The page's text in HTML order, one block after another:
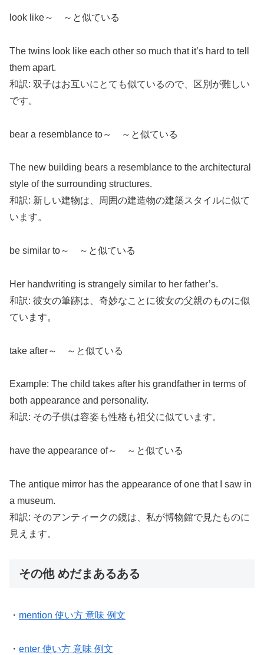
look like～ ～と似ている
The twins look like each other so much that it’s hard to tell
them apart.
和訳: 双子はお互いにとても似ているので、区別が難しい
です。
bear a resemblance to～ ～と似ている
The new building bears a resemblance to the architectural
style of the surrounding structures.
和訳: 新しい建物は、周囲の建造物の建築スタイルに似て
います。
be similar to～ ～と似ている
Her handwriting is strangely similar to her father’s.
和訳: 彼女の筆跡は、奇妙なことに彼女の父親のものに似
ています。
take after～ ～と似ている
Example: The child takes after his grandfather in terms of
both appearance and personality.
和訳: その子供は容姿も性格も祖父に似ています。
have the appearance of～ ～と似ている
The antique mirror has the appearance of one that I saw in
a museum.
和訳: そのアンティークの鏡は、私が博物館で見たものに
見えます。
その他 めだまあるある
・ mention 使い方 意味 例文
・ enter 使い方 意味 例文